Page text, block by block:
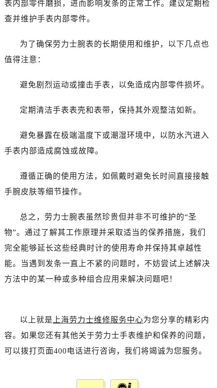
表内部零件磨损，进而影响发条的正常工作。建议定期检
查并维护手表内部零件。
为了确保劳力士腕表的长期使用和维护，以下几点也
值得注意：
避免剧烈运动或撞击手表，以免造成内部零件损坏。
定期清洁手表表壳和表带，保持其外观整洁如新。
避免暴露在极端温度下或潮湿环境中，以防水汽进入
手表内部造成腐蚀或故障。
遵循正确的使用方法，如佩戴时避免长时间直接接触
手腕皮肤等细节操作。
总之，劳力士腕表虽然珍贵但并非不可维护的“圣
物”。通过了解其工作原理并采取适当的保养措施，我们
完全能够延长这些经典时计的使用寿命并保持其卓越性
能。当遇到发条一直上不紧的问题时，不妨尝试上述解决
方法中的某一种或多种组合应用来解决问题吧！
以上就是 上海劳力士维修服务中心为您分享的精彩内
容。如果您还有其他关于劳力士手表维护和保养的问题，
可以拨打页面400电话进行咨询，我们将竭诚为您服务。